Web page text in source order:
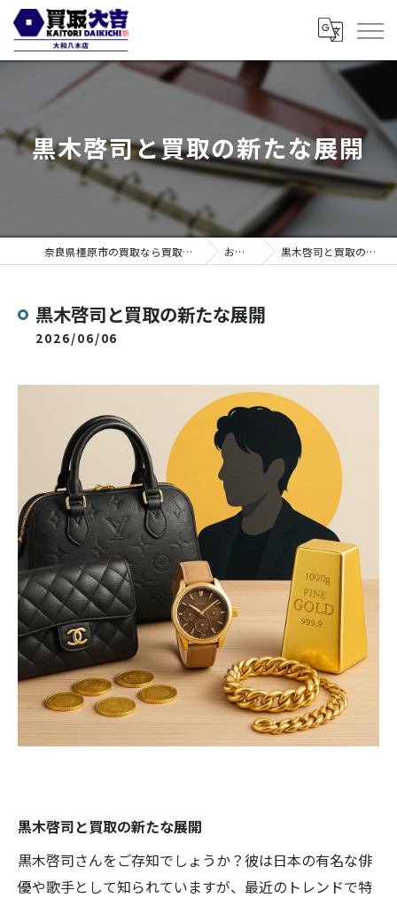
黒木啓司と買取の新たな展開
奈良県橿原市の買取なら買取大吉 大和八木店 お知らせ 黒木啓司と買取の新たな展開
黒木啓司と買取の新たな展開
2026/06/06
黒木啓司と買取の新たな展開
黒木啓司さんをご存知でしょうか？彼は日本の有名な俳
優や歌手として知られていますが、最近のトレンドで特